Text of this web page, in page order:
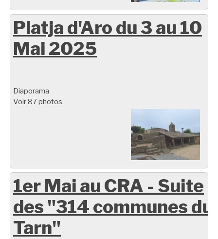
Platja d'Aro du 3 au 10
Mai 2025
Diaporama
Voir 87 photos
1er Mai au CRA - Suite
des "314 communes du
Tarn"